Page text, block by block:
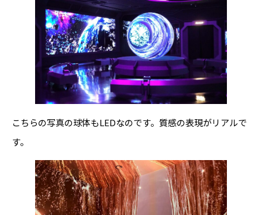
こちらの写真の球体もLEDなのです。質感の表現がリアルで
す。